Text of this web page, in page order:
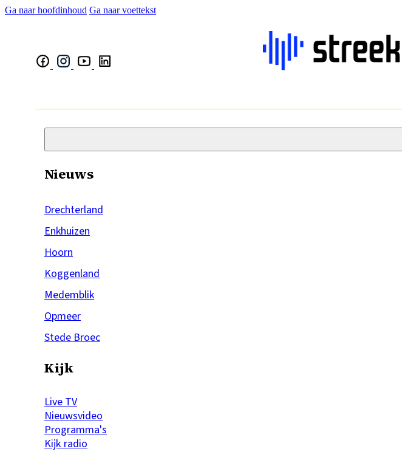
Ga naar hoofdinhoud Ga naar voettekst
Nieuws
Drechterland
Enkhuizen
Hoorn
Koggenland
Medemblik
Opmeer
Stede Broec
Kijk
Live TV
Nieuwsvideo
Programma's
Kijk radio